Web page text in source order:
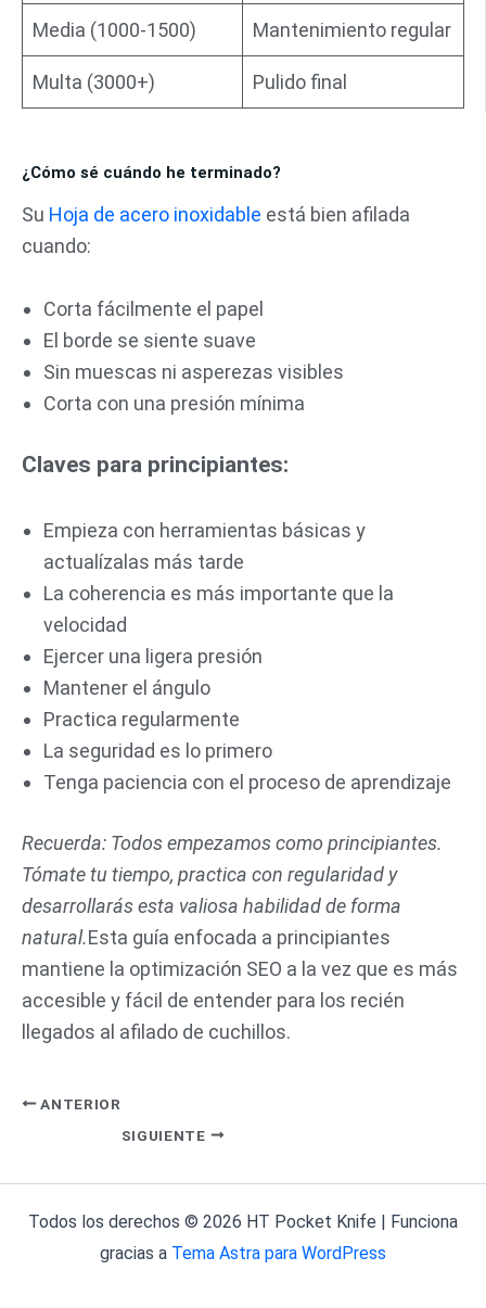
Media (1000-1500) Mantenimiento regular
Multa (3000+) Pulido final
¿Cómo sé cuándo he terminado?
Su Hoja de acero inoxidable está bien afilada
cuando:
Corta fácilmente el papel
El borde se siente suave
Sin muescas ni asperezas visibles
Corta con una presión mínima
Claves para principiantes:
Empieza con herramientas básicas y
actualízalas más tarde
La coherencia es más importante que la
velocidad
Ejercer una ligera presión
Mantener el ángulo
Practica regularmente
La seguridad es lo primero
Tenga paciencia con el proceso de aprendizaje
Recuerda: Todos empezamos como principiantes.
Tómate tu tiempo, practica con regularidad y
desarrollarás esta valiosa habilidad de forma
natural.Esta guía enfocada a principiantes
mantiene la optimización SEO a la vez que es más
accesible y fácil de entender para los recién
llegados al afilado de cuchillos.
ANTERIOR
SIGUIENTE
Todos los derechos © 2026 HT Pocket Knife | Funciona
gracias a Tema Astra para WordPress